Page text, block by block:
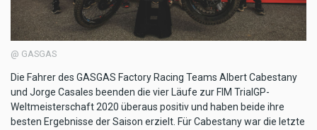
@ GASGAS
Die Fahrer des GASGAS Factory Racing Teams Albert Cabestany
und Jorge Casales beenden die vier Läufe zur FIM TrialGP-
Weltmeisterschaft 2020 überaus positiv und haben beide ihre
besten Ergebnisse der Saison erzielt. Für Cabestany war die letzte